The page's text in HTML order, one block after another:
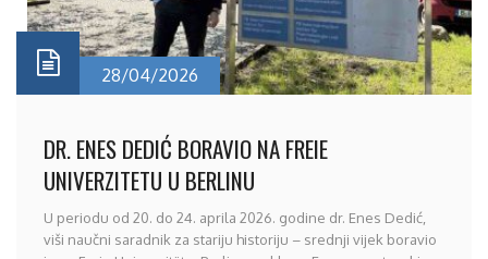
28/04/2026
DR. ENES DEDIĆ BORAVIO NA FREIE
UNIVERZITETU U BERLINU
U periodu od 20. do 24. aprila 2026. godine dr. Enes Dedić,
viši naučni saradnik za stariju historiju – srednji vijek boravio